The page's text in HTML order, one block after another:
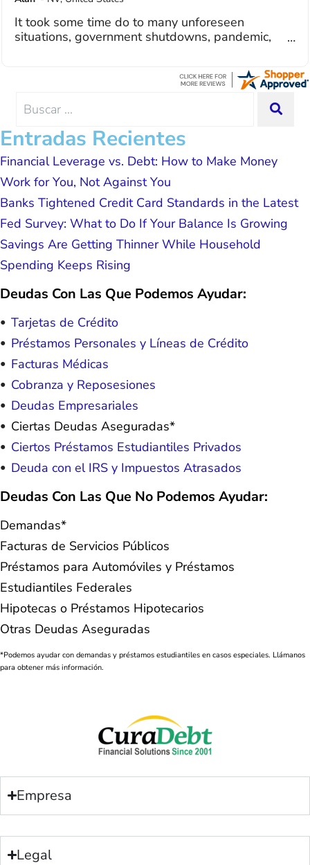
debt management unique to me and my
situation. Each person I have worked
hope. I look forward to better days for
possible because of J Miller, and I am
I recently paid off my consolidation with Curadebt
and it was a very good experience all the way
He answered all of my questions quickly and
Search
Entradas Recientes
Financial Leverage vs. Debt: How to Make Money
Work for You, Not Against You
Banks Tightened Credit Card Standards in the Latest
Fed Survey: What to Do If Your Balance Is Growing
Savings Are Getting Thinner While Household
Spending Keeps Rising
Deudas Con Las Que Podemos Ayudar:
Tarjetas de Crédito
Préstamos Personales y Líneas de Crédito
Facturas Médicas
Cobranza y Reposesiones
Deudas Empresariales
Ciertas Deudas Aseguradas*
Ciertos Préstamos Estudiantiles Privados
Deuda con el IRS y Impuestos Atrasados
Deudas Con Las Que No Podemos Ayudar:
Demandas*
Facturas de Servicios Públicos
Préstamos para Automóviles y Préstamos
Estudiantiles Federales
Hipotecas o Préstamos Hipotecarios
Otras Deudas Aseguradas
*Podemos ayudar con demandas y préstamos estudiantiles en casos especiales. Llámanos
para obtener más información.
Empresa
Legal